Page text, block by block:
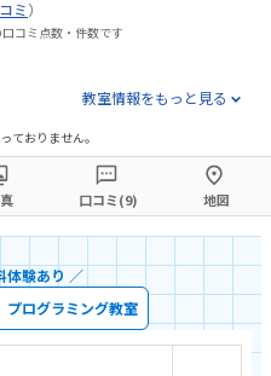
ミ）
コミ点数・件数です
教室情報をもっと見る
ておりません。
口コミ(9) 地図
体験あり ／
プログラミング教室